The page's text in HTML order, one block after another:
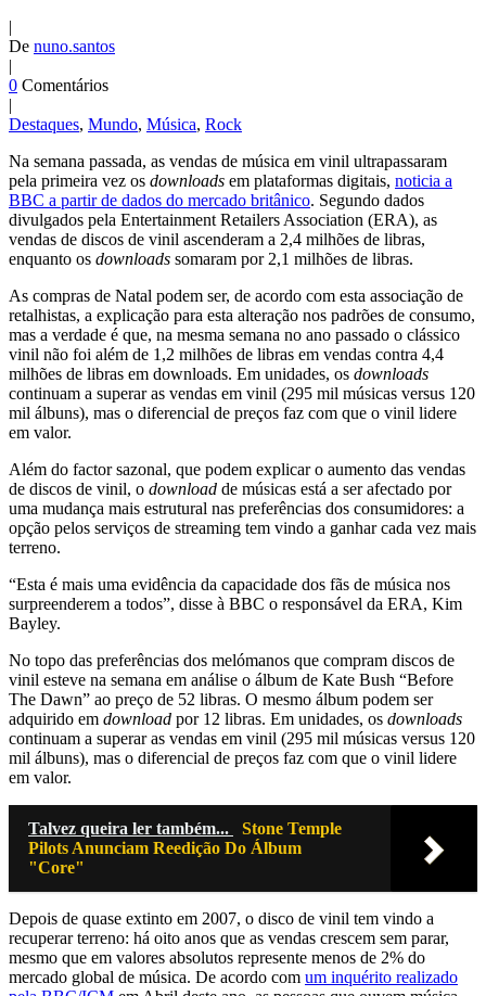
|
De nuno.santos
|
0 Comentários
|
Destaques, Mundo, Música, Rock
Na semana passada, as vendas de música em vinil ultrapassaram
pela primeira vez os downloads em plataformas digitais, noticia a
BBC a partir de dados do mercado britânico. Segundo dados
divulgados pela Entertainment Retailers Association (ERA), as
vendas de discos de vinil ascenderam a 2,4 milhões de libras,
enquanto os downloads somaram por 2,1 milhões de libras.
As compras de Natal podem ser, de acordo com esta associação de
retalhistas, a explicação para esta alteração nos padrões de consumo,
mas a verdade é que, na mesma semana no ano passado o clássico
vinil não foi além de 1,2 milhões de libras em vendas contra 4,4
milhões de libras em downloads. Em unidades, os downloads
continuam a superar as vendas em vinil (295 mil músicas versus 120
mil álbuns), mas o diferencial de preços faz com que o vinil lidere
em valor.
Além do factor sazonal, que podem explicar o aumento das vendas
de discos de vinil, o download de músicas está a ser afectado por
uma mudança mais estrutural nas preferências dos consumidores: a
opção pelos serviços de streaming tem vindo a ganhar cada vez mais
terreno.
“Esta é mais uma evidência da capacidade dos fãs de música nos
surpreenderem a todos”, disse à BBC o responsável da ERA, Kim
Bayley.
No topo das preferências dos melómanos que compram discos de
vinil esteve na semana em análise o álbum de Kate Bush “Before
The Dawn” ao preço de 52 libras. O mesmo álbum podem ser
adquirido em download por 12 libras. Em unidades, os downloads
continuam a superar as vendas em vinil (295 mil músicas versus 120
mil álbuns), mas o diferencial de preços faz com que o vinil lidere
em valor.
Talvez queira ler também...
Stone Temple
Pilots Anunciam Reedição Do Álbum
"Core"
Depois de quase extinto em 2007, o disco de vinil tem vindo a
recuperar terreno: há oito anos que as vendas crescem sem parar,
mesmo que em valores absolutos represente menos de 2% do
mercado global de música. De acordo com um inquérito realizado